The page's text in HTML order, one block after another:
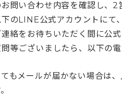
問い合わせ内容を確認し、2
のLINE公式アカウントにて
絡をお待ちいただく間に公
等ございましたら、以下の
もメールが届かない場合は